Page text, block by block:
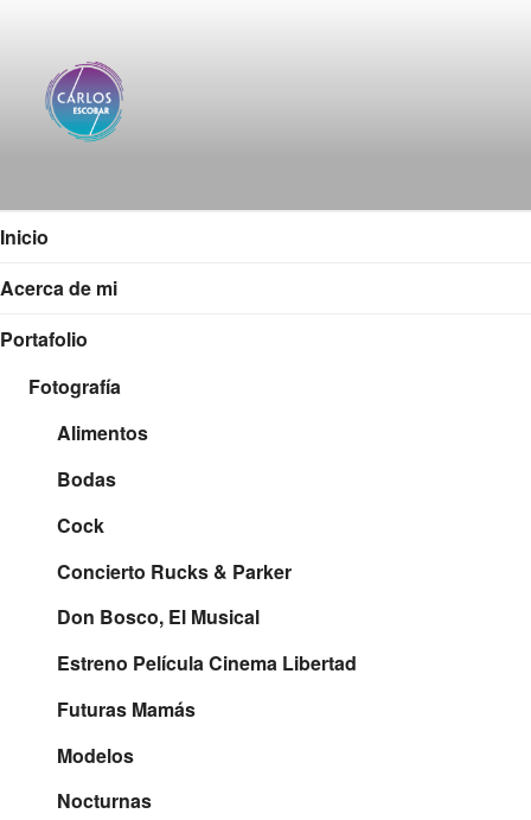
contenido
Inicio
Acerca de mi
Portafolio
Fotografía
Alimentos
Bodas
Cock
Concierto Rucks & Parker
Don Bosco, El Musical
Estreno Película Cinema Libertad
Futuras Mamás
Modelos
Nocturnas